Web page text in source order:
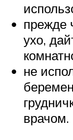
прежде
ухо,
не
врачом.